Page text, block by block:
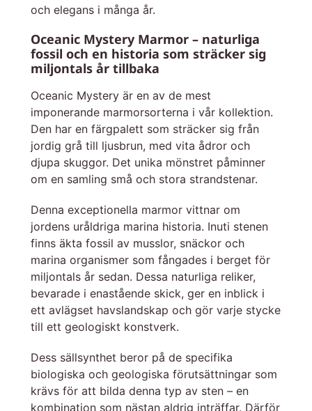
och elegans i många år.
Oceanic Mystery Marmor – naturliga
fossil och en historia som sträcker sig
miljontals år tillbaka
Oceanic Mystery är en av de mest
imponerande marmorsorterna i vår kollektion.
Den har en färgpalett som sträcker sig från
jordig grå till ljusbrun, med vita ådror och
djupa skuggor. Det unika mönstret påminner
om en samling små och stora strandstenar.
Denna exceptionella marmor vittnar om
jordens uråldriga marina historia. Inuti stenen
finns äkta fossil av musslor, snäckor och
marina organismer som fångades i berget för
miljontals år sedan. Dessa naturliga reliker,
bevarade i enastående skick, ger en inblick i
ett avlägset havslandskap och gör varje stycke
till ett geologiskt konstverk.
Dess sällsynthet beror på de specifika
biologiska och geologiska förutsättningar som
krävs för att bilda denna typ av sten – en
kombination som nästan aldrig inträffar. Därför